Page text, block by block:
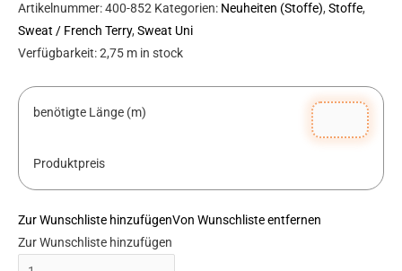
Artikelnummer:400-852 Kategorien: Neuheiten (Stoffe), Stoffe,
Sweat / French Terry, Sweat Uni
Verfügbarkeit:2,75 m in stock
benötigte Länge (m)
Produktpreis
Zur Wunschliste hinzufügenVon Wunschliste entfernen
Zur Wunschliste hinzufügen